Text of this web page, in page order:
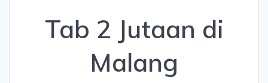
Tab 2 Jutaan di
Malang